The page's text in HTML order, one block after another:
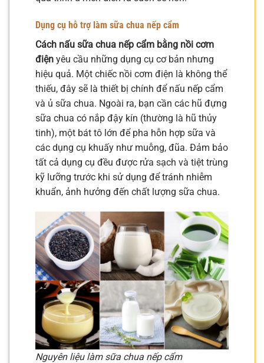
Dụng cụ hỗ trợ làm sữa chua nếp cẩm
Cách nấu sữa chua nếp cẩm bằng nồi cơm
điện yêu cầu những dụng cụ cơ bản nhưng
hiệu quả. Một chiếc nồi cơm điện là không thể
thiếu, đây sẽ là thiết bị chính để nấu nếp cẩm
và ủ sữa chua. Ngoài ra, bạn cần các hũ đựng
sữa chua có nắp đậy kín (thường là hũ thủy
tinh), một bát tô lớn để pha hỗn hợp sữa và
các dụng cụ khuấy như muỗng, đũa. Đảm bảo
tất cả dụng cụ đều được rửa sạch và tiệt trùng
kỹ lưỡng trước khi sử dụng để tránh nhiễm
khuẩn, ảnh hưởng đến chất lượng sữa chua.
Nguyên liệu làm sữa chua nếp cẩm